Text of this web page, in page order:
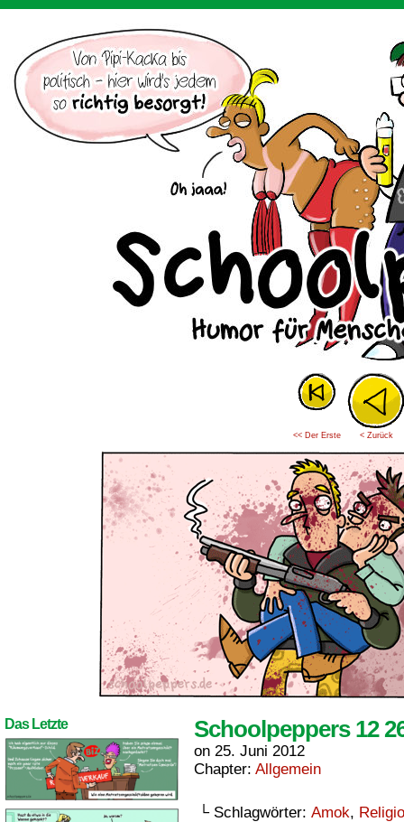
<< Der Erste < Zurück
Das Letzte Schoolpeppers 12
on 25. Juni 2012
Chapter: Allgemein
└ Schlagwörter: Amok,